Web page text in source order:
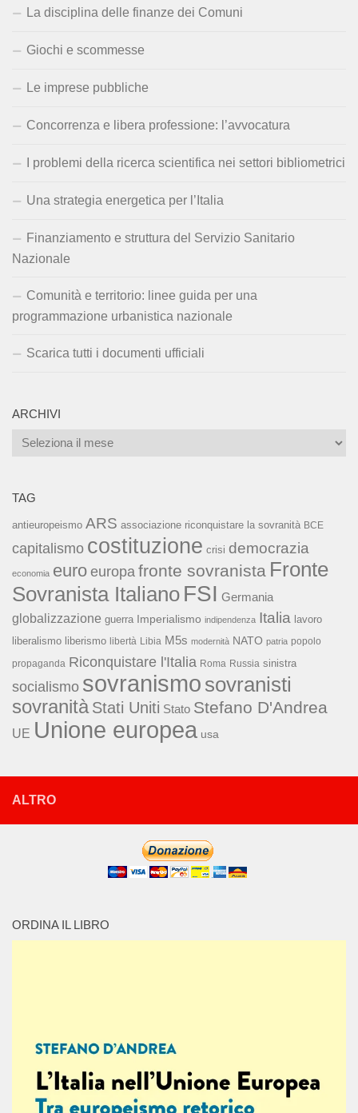
La disciplina delle finanze dei Comuni
Giochi e scommesse
Le imprese pubbliche
Concorrenza e libera professione: l’avvocatura
I problemi della ricerca scientifica nei settori bibliometrici
Una strategia energetica per l’Italia
Finanziamento e struttura del Servizio Sanitario
Nazionale
Comunità e territorio: linee guida per una
programmazione urbanistica nazionale
Scarica tutti i documenti ufficiali
ARCHIVI
Archivi
TAG
antieuropeismo ARS associazione riconquistare la sovranità BCE
capitalismo costituzione crisi democrazia
economia euro europa fronte sovranista Fronte
Sovranista Italiano FSI Germania
globalizzazione guerra Imperialismo indipendenza Italia lavoro
liberalismo liberismo libertà Libia M5s modernità NATO patria popolo
propaganda Riconquistare l'Italia Roma Russia sinistra
socialismo sovranismo sovranisti
sovranità Stati Uniti Stato Stefano D'Andrea
UE Unione europea usa
ALTRO
ORDINA IL LIBRO